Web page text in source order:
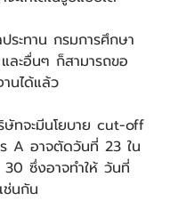
ระทาน กรมการศึกษา
ละอื่นๆ ก็สามารถขอ
นได้แล้ว
ทจะมีนโยบาย cut-off
A อาจตัดวันที่ 23 ใน
ซึ่งอาจทำให้ วันที่
ช่นกัน